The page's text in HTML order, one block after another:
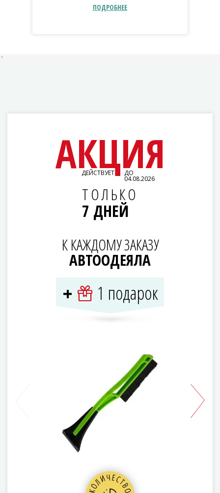
ПОДРОБНЕЕ
`
АКЦИЯ
ДЕЙСТВУЕТ ДО
04.08.2026
ТОЛЬКО
7 ДНЕЙ
К КАЖДОМУ ЗАКАЗУ
АВТООДЕЯЛА
+ 1 подарок